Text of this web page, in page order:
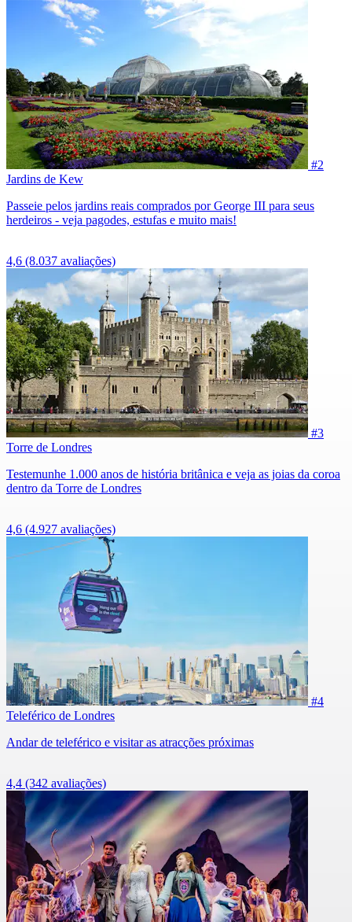
#2
Jardins de Kew
Passeie pelos jardins reais comprados por George III para seus
herdeiros - veja pagodes, estufas e muito mais!
4,6 (8.037 avaliações)
#3
Torre de Londres
Testemunhe 1.000 anos de história britânica e veja as joias da coroa
dentro da Torre de Londres
4,6 (4.927 avaliações)
#4
Teleférico de Londres
Andar de teleférico e visitar as atracções próximas
4,4 (342 avaliações)